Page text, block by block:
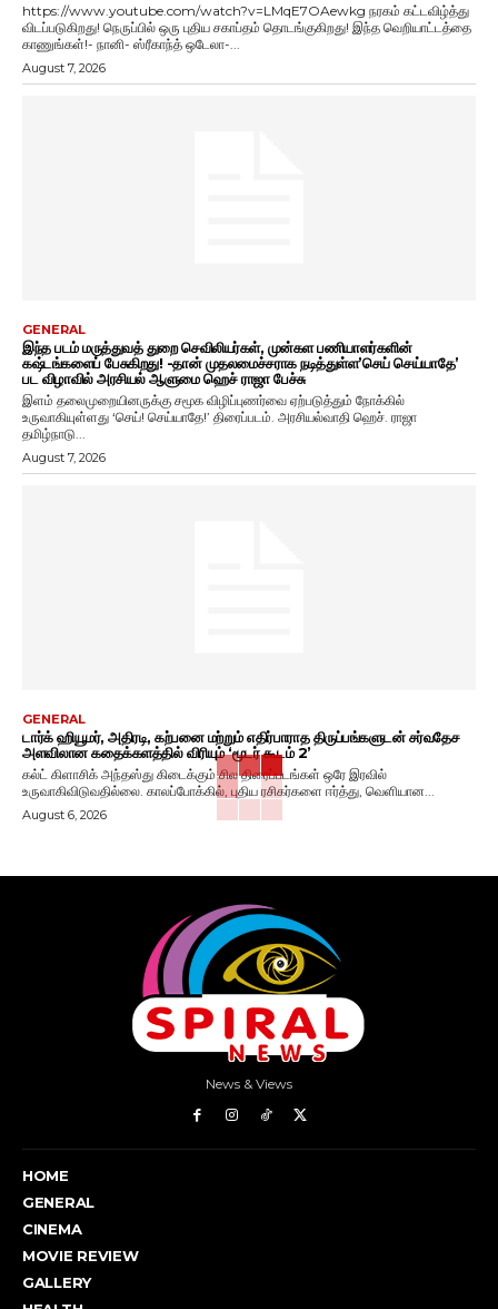
https://www.youtube.com/watch?v=LMqE7OAewkg நரகம் கட்டவிழ்த்து
விடப்படுகிறது! நெருப்பில் ஒரு புதிய சகாப்தம் தொடங்குகிறது! இந்த வெறியாட்டத்தை
காணுங்கள்!- நானி- ஸ்ரீகாந்த் ஒடேலா-...
August 7, 2026
GENERAL
இந்த படம் மருத்துவத் துறை செவிலியர்கள், முன்கள பணியாளர்களின்
கஷ்டங்களைப் பேசுகிறது! -தான் முதலமைச்சராக நடித்துள்ள’செய் செய்யாதே’
பட விழாவில் அரசியல் ஆளுமை ஹெச் ராஜா பேச்சு
இளம் தலைமுறையினருக்கு சமூக விழிப்புணர்வை ஏற்படுத்தும் நோக்கில்
உருவாகியுள்ளது ‘செய்! செய்யாதே!’ திரைப்படம். அரசியல்வாதி ஹெச். ராஜா
தமிழ்நாடு...
August 7, 2026
GENERAL
டார்க் ஹியூமர், அதிரடி, கற்பனை மற்றும் எதிர்பாராத திருப்பங்களுடன் சர்வதேச
அளவிலான கதைக்களத்தில் விரியும் ‘மூடர் கூடம் 2’
கல்ட் கிளாசிக் அந்தஸ்து கிடைக்கும் சில திரைப்படங்கள் ஒரே இரவில்
உருவாகிவிடுவதில்லை. காலப்போக்கில், புதிய ரசிகர்களை ஈர்த்து, வெளியான...
August 6, 2026
News & Views
HOME
GENERAL
CINEMA
MOVIE REVIEW
GALLERY